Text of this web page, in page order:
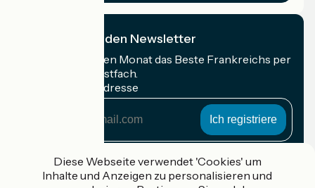
Ich abonniere den Newsletter
Erhalten Sie jeden Monat das Beste Frankreichs per
Rad in Ihrem Postfach.
Meine E-Mail-Adresse
Adresse
Gefördert im Rahmen von Destination France
Diese Webseite verwendet 'Cookies' um
Inhalte und Anzeigen zu personalisieren und